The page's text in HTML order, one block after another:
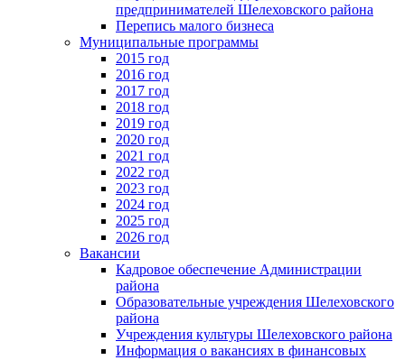
предпринимателей Шелеховского района
Перепись малого бизнеса
Муниципальные программы
2015 год
2016 год
2017 год
2018 год
2019 год
2020 год
2021 год
2022 год
2023 год
2024 год
2025 год
2026 год
Вакансии
Кадровое обеспечение Администрации
района
Образовательные учреждения Шелеховского
района
Учреждения культуры Шелеховского района
Информация о вакансиях в финансовых